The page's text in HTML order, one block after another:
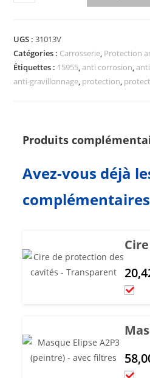
UGS :31013V
Catégories : Carrosserie, Protection
Étiquettes : 15955,anti corrosion,
anti-gravillonnage, protection,
Produits
Avez-vous déjà